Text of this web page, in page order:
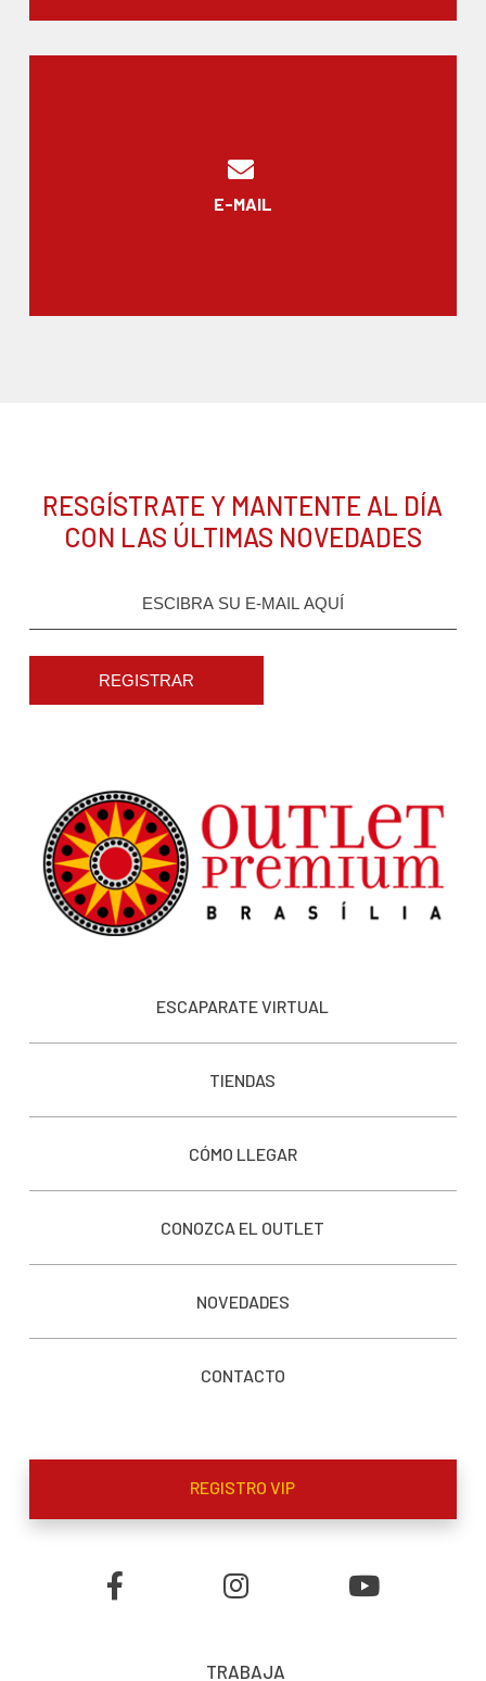
E-MAIL
RESGÍSTRATE Y MANTENTE AL DÍA
CON LAS ÚLTIMAS NOVEDADES
REGISTRAR
ESCAPARATE VIRTUAL
TIENDAS
CÓMO LLEGAR
CONOZCA EL OUTLET
NOVEDADES
CONTACTO
REGISTRO VIP
TRABAJA